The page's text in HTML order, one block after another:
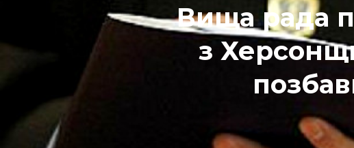
Вища рада
з